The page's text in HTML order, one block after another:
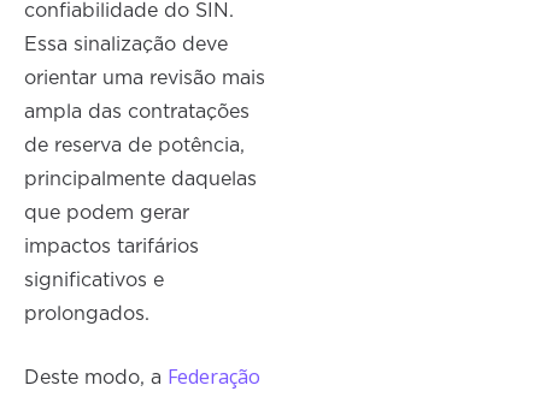
confiabilidade do SIN.
Essa sinalização deve
orientar uma revisão mais
ampla das contratações
de reserva de potência,
principalmente daquelas
que podem gerar
impactos tarifários
significativos e
prolongados.
Deste modo, a Federação